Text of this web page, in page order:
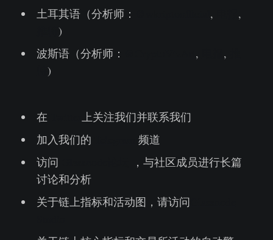
土耳其语（分析师：
,
,
)
波斯语（分析师：
, ,
)
在
上关注我们并联系我们
加入我们的
频道
访问
，与社区成员进行长篇
讨论和分析
关于链上指标和活动图，请访问